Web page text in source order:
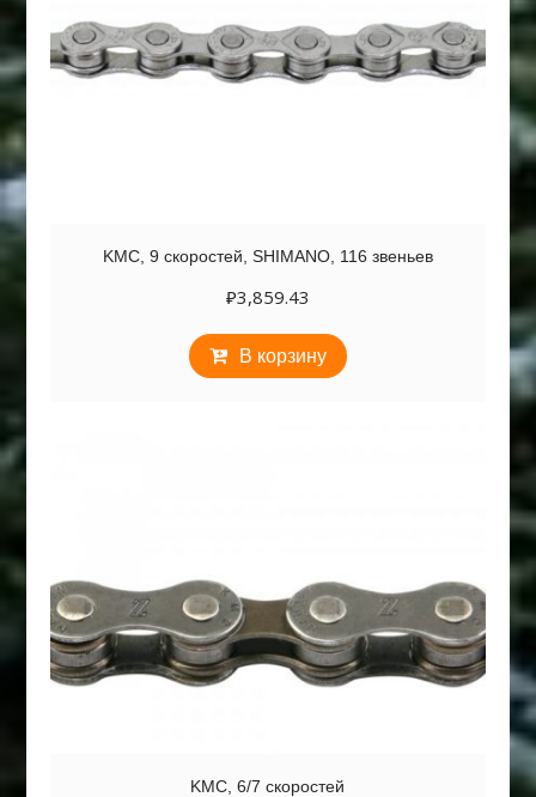
KMC, 9 скоростей, SHIMANO, 116 звеньев
₽3,859.43
В корзину
KMC, 6/7 скоростей